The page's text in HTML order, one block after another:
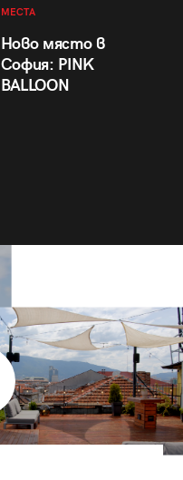
МЕСТА
Ново място в
София: PINK
BALLOON